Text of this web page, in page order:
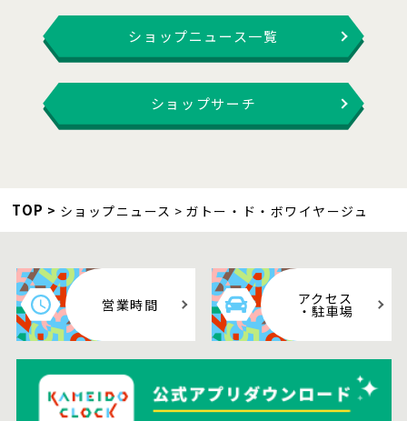
ショップニュース一覧
ショップサーチ
TOP ショップニュース ガトー・ド・ボワイヤージュ
営業時間 アクセス
・駐車場